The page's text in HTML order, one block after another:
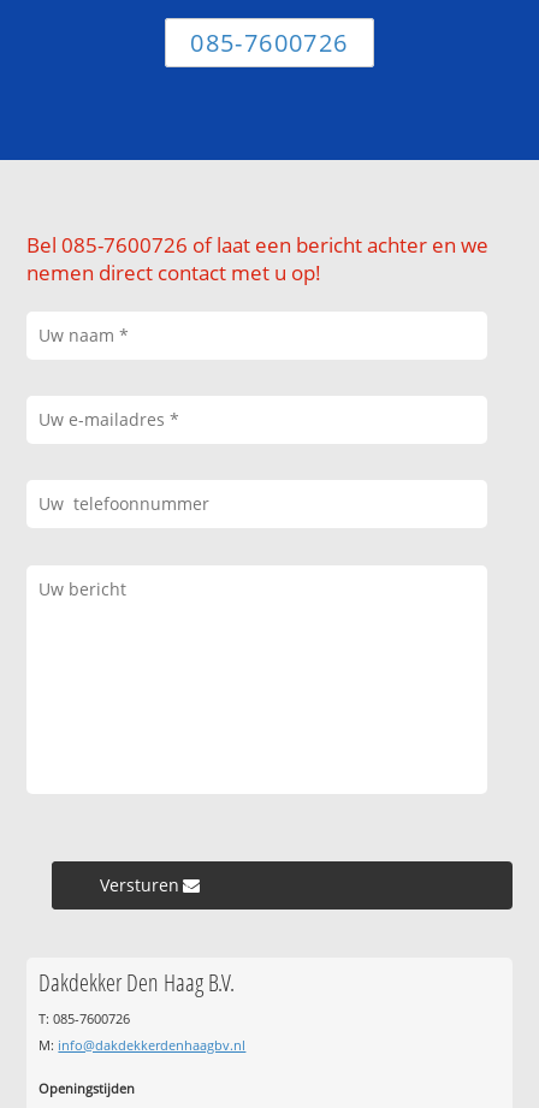
085-7600726
Bel 085-7600726 of laat een bericht achter en we
nemen direct contact met u op!
Versturen »
Dakdekker Den Haag B.V.
T: 085-7600726
M: info@dakdekkerdenhaagbv.nl
Openingstijden